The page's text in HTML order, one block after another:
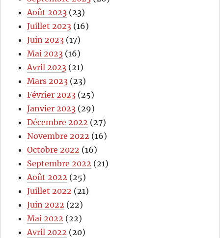
Août 2023 (23)
Juillet 2023 (16)
Juin 2023 (17)
Mai 2023 (16)
Avril 2023 (21)
Mars 2023 (23)
Février 2023 (25)
Janvier 2023 (29)
Décembre 2022 (27)
Novembre 2022 (16)
Octobre 2022 (16)
Septembre 2022 (21)
Août 2022 (25)
Juillet 2022 (21)
Juin 2022 (22)
Mai 2022 (22)
Avril 2022 (20)